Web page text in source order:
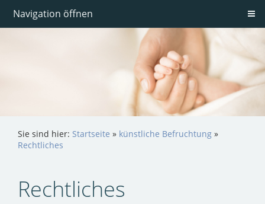
Navigation öffnen
Sie sind hier: Startseite » künstliche Befruchtung »
Rechtliches
Rechtliches